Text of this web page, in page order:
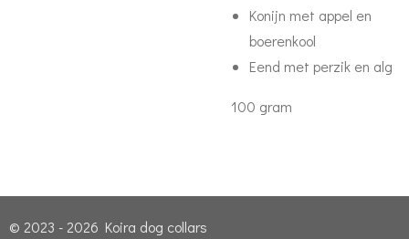
Konijn met appel en
boerenkool
Eend met perzik en alg
100 gram
© 2023 - 2026 Koira dog collars